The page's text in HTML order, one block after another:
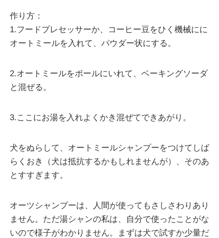
作り方：
1.フードプレセッサーか、コーヒー豆をひく機械にに
オートミールを入れて、パウダー状にする。
2.オートミールをボールにいれて、ベーキングソーダ
と混ぜる。
3.ここにお湯を入れよくかき混ぜてできあがり。
犬をぬらして、オートミールシャンプーをつけてしば
らくおき（犬は抵抗するかもしれませんが）、そのあ
とすすぎます。
オーツシャンプーは、人間が使ってもさしさわりあり
ません。ただ湯シャンの私は、自分で使ったことがな
いので様子がわかりません。まずは犬で試すか少量だ